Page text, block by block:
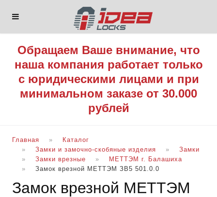
Обращаем Ваше внимание, что
наша компания работает только
с юридическими лицами и при
минимальном заказе от 30.000
рублей
Главная
Каталог
Замки и замочно-скобяные изделия
Замки
Замки врезные
МЕТТЭМ г. Балашиха
Замок врезной МЕТТЭМ ЗВ5 501.0.0
Замок врезной МЕТТЭМ